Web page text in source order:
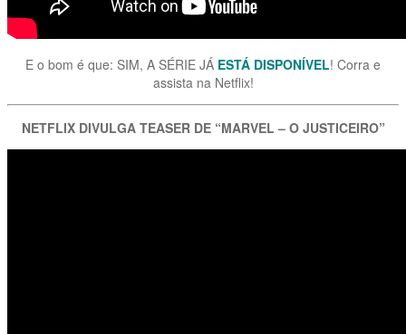
E o bom é que: SIM, A SÉRIE JÁ ESTÁ DISPONÍVEL! Corra e
assista na Netflix!
NETFLIX DIVULGA TEASER DE “MARVEL – O JUSTICEIRO”